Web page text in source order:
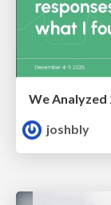
joshbly